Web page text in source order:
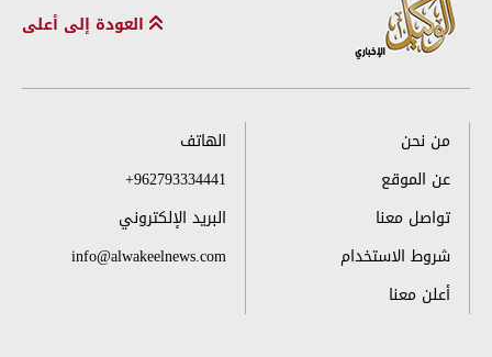
العودة إلى أعلى
من نحن
عن الموقع
تواصل معنا
شروط الاستخدام
أعلن معنا
الهاتف
+962793334441
البريد الإلكتروني
info@alwakeelnews.com